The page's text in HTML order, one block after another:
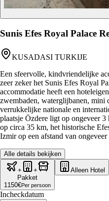
Sunis Efes Royal Palace
KUSADASI TURKIJE
Een sfeervolle, kindvriendelijke
zeer zeker het Sunis Efes Royal
accommodatie heeft een
zwembaden, waterglijbanen, mini
verrukkelijke nationale en
plaatsje Özdere ligt op ongeveer
op circa 35 km, het historische
Izmir op een afstand van
Alle details bekijken
+
+
Pakket
1150€Per persoon
Alleen Hotel
Incheckdatum